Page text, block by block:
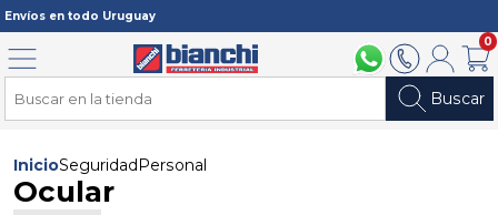
Envíos en todo Uruguay
094 211 1122902 2902Mi cuenta
0
Buscar
Menú
InicioSeguridad Personal
Ocular